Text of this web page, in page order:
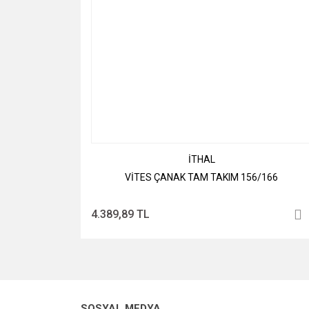
İTHAL
VİTES ÇANAK TAM TAKIM 156/166
4.389,89 TL